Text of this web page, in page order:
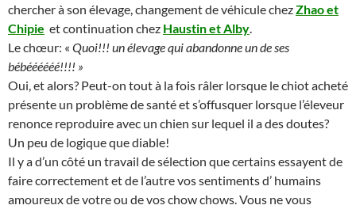
chercher à son élevage, changement de véhicule chezZhao et
Chipie et continuation chez Haustin et Alby
Le chœur: « Quoi!!! un élevage qui abandonne un de ses
bébéééééé!!!! »
Oui, et alors? Peut-on tout à la fois râler lorsque le chiot acheté
présente un problème de santé et s’offusquer lorsque l’éleveur
renonce reproduire avec un chien sur lequel il a des doutes?
Un peu de logique que diable!
Il y a d’un côté un travail de sélection que certains essayent de
faire correctement et de l’autre vos sentiments d’ humains
amoureux de votre ou de vos chow chows. Vous ne vous